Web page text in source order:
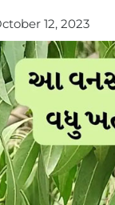
12, 2023